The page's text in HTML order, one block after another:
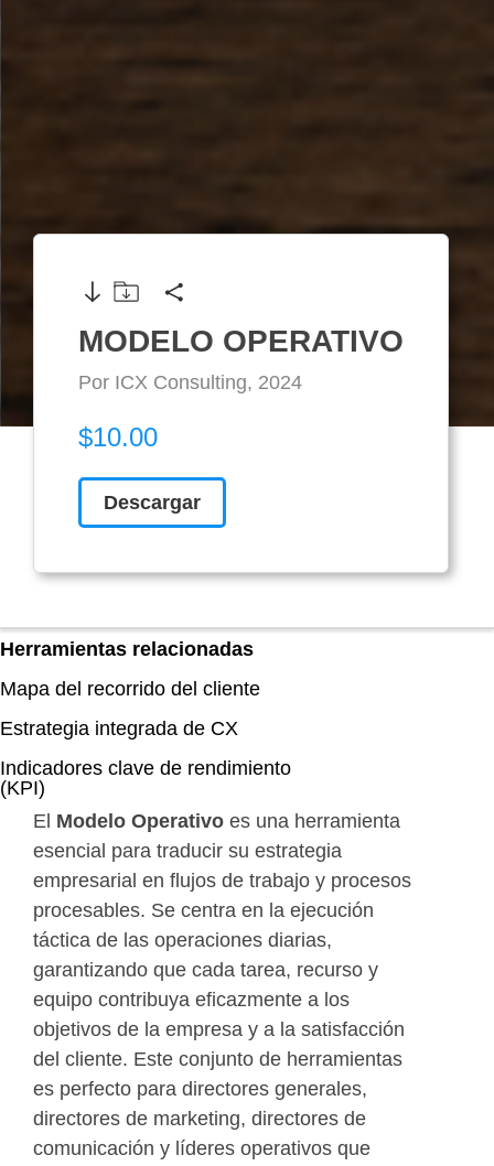
MODELO OPERATIVO
Por ICX Consulting, 2024
$10.00
Descargar
Herramientas relacionadas
Mapa del recorrido del cliente
Estrategia integrada de CX
Indicadores clave de rendimiento
(KPI)
El Modelo Operativo es una herramienta
esencial para traducir su estrategia
empresarial en flujos de trabajo y procesos
procesables. Se centra en la ejecución
táctica de las operaciones diarias,
garantizando que cada tarea, recurso y
equipo contribuya eficazmente a los
objetivos de la empresa y a la satisfacción
del cliente. Este conjunto de herramientas
es perfecto para directores generales,
directores de marketing, directores de
comunicación y líderes operativos que